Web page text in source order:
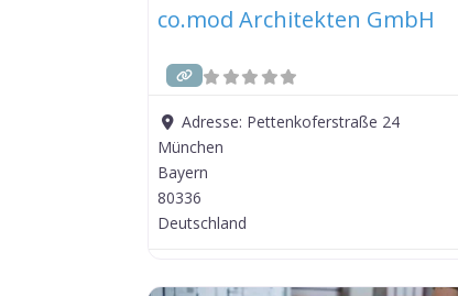
co.mod Architekten GmbH
Adresse: Pettenkoferstraße 24
München
Bayern
80336
Deutschland